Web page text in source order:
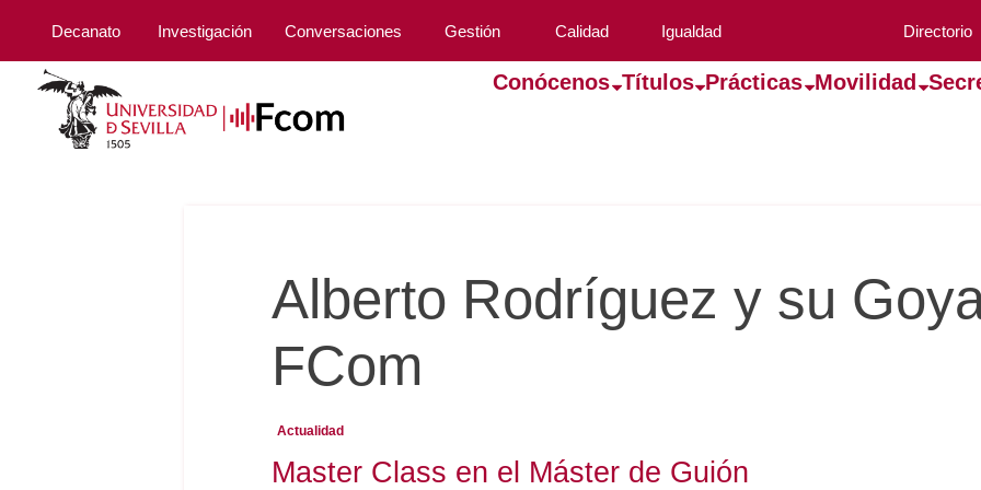
Decanato Investigación Conversaciones Gestión Calidad Igualdad Directorio
Conócenos Títulos Prácticas Movilidad
Alberto Rodríguez y su
FCom
Actualidad
Master Class en el Máster de Guión